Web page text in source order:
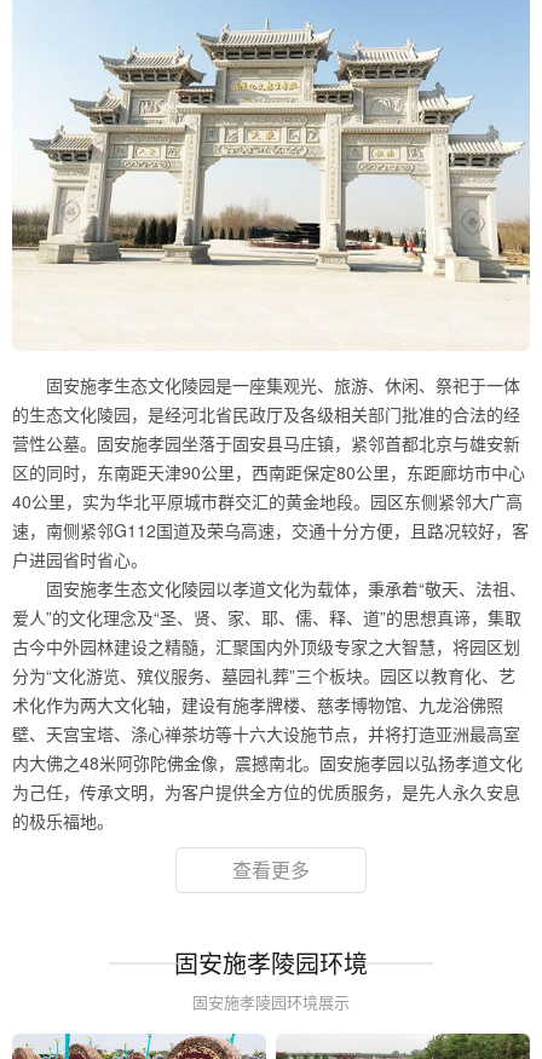
固安施孝生态文化陵园是一座集观光、旅游、休闲、祭祀于一体
的生态文化陵园，是经河北省民政厅及各级相关部门批准的合法的经
营性公墓。固安施孝园坐落于固安县马庄镇，紧邻首都北京与雄安新
区的同时，东南距天津90公里，西南距保定80公里，东距廊坊市中心
40公里，实为华北平原城市群交汇的黄金地段。园区东侧紧邻大广高
速，南侧紧邻G112国道及荣乌高速，交通十分方便，且路况较好，客
户进园省时省心。
固安施孝生态文化陵园以孝道文化为载体，秉承着“敬天、法祖、
爱人”的文化理念及“圣、贤、家、耶、儒、释、道”的思想真谛，集取
古今中外园林建设之精髓，汇聚国内外顶级专家之大智慧，将园区划
分为“文化游览、殡仪服务、墓园礼葬”三个板块。园区以教育化、艺
术化作为两大文化轴，建设有施孝牌楼、慈孝博物馆、九龙浴佛照
壁、天宫宝塔、涤心禅茶坊等十六大设施节点，并将打造亚洲最高室
内大佛之48米阿弥陀佛金像，震撼南北。固安施孝园以弘扬孝道文化
为己任，传承文明，为客户提供全方位的优质服务，是先人永久安息
的极乐福地。
查看更多
固安施孝陵园环境
固安施孝陵园环境展示